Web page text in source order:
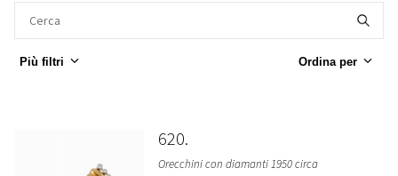
Più filtri Ordina per
620
Orecchini con diamanti 1950 circa